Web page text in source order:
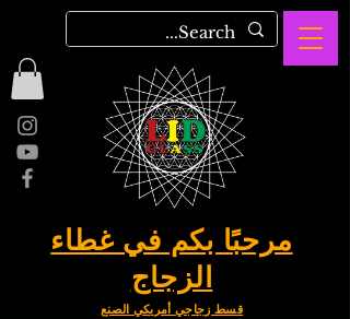
مرحبًا بكم في غطاء
الزجاج
قسط زجاجي أمريكي الصنع